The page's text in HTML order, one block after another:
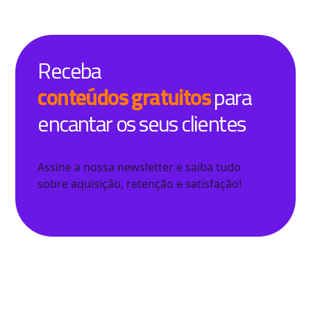
Receba
conteúdos gratuitospara
encantar os seus clientes
Assine a nossa newsletter e saiba tudo
sobre aquisição, retenção e satisfação!